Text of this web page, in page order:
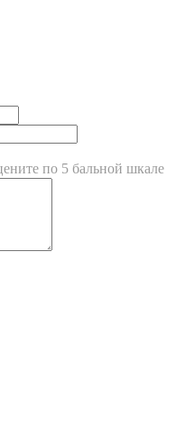
по 5 бальной шкале